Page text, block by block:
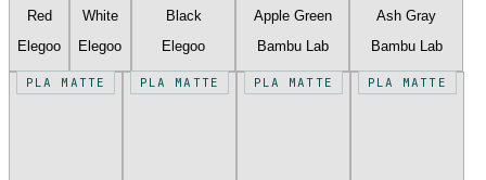
Red
Elegoo
White
Elegoo
Black
Elegoo
Apple Green
Bambu Lab
Ash Gray
Bambu Lab
PLA MATTE PLA MATTE PLA MATTE PLA MATTE